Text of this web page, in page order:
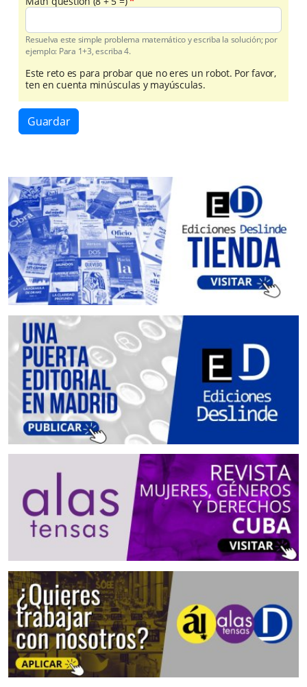
Resuelva este simple problema matemático y escriba la solución; por
ejemplo: Para 1+3, escriba 4.
Este reto es para probar que no eres un robot. Por favor,
ten en cuenta minúsculas y mayúsculas.
Guardar